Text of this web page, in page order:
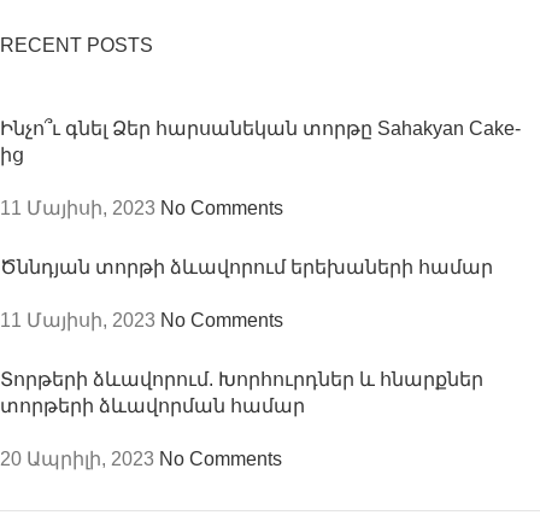
RECENT POSTS
Ինչո՞ւ գնել Ձեր հարսանեկան տորթը Sahakyan Cake-
ից
11 Մայիսի, 2023 No Comments
Ծննդյան տորթի ձևավորում երեխաների համար
11 Մայիսի, 2023 No Comments
Տորթերի ձևավորում. Խորհուրդներ և հնարքներ
տորթերի ձևավորման համար
20 Ապրիլի, 2023 No Comments